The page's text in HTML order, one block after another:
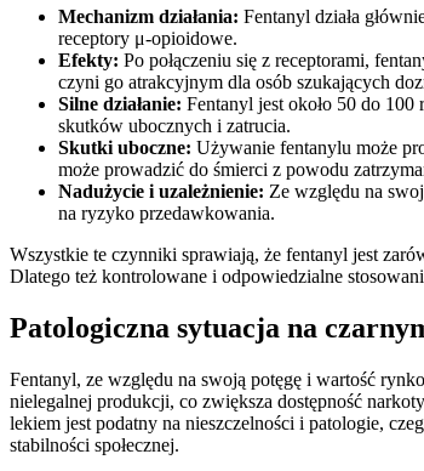
Mechanizm działania: Fentanyl działa
receptory μ-opioidowe.
Efekty: Po połączeniu się z receptorami,
czyni go atrakcyjnym dla osób szukających
Silne działanie: Fentanyl jest około 50 do
skutków ubocznych i zatrucia.
Skutki uboczne: Używanie fentanylu może
może prowadzić do śmierci z powodu
Nadużycie i uzależnienie: Ze względu na
na ryzyko przedawkowania.
Wszystkie te czynniki sprawiają, że fentanyl jest
Dlatego też kontrolowane i odpowiedzialne
Patologiczna sytuacja na
Fentanyl, ze względu na swoją potęgę i wartość
nielegalnej produkcji, co zwiększa dostępność
lekiem jest podatny na nieszczelności i patologie,
stabilności społecznej.